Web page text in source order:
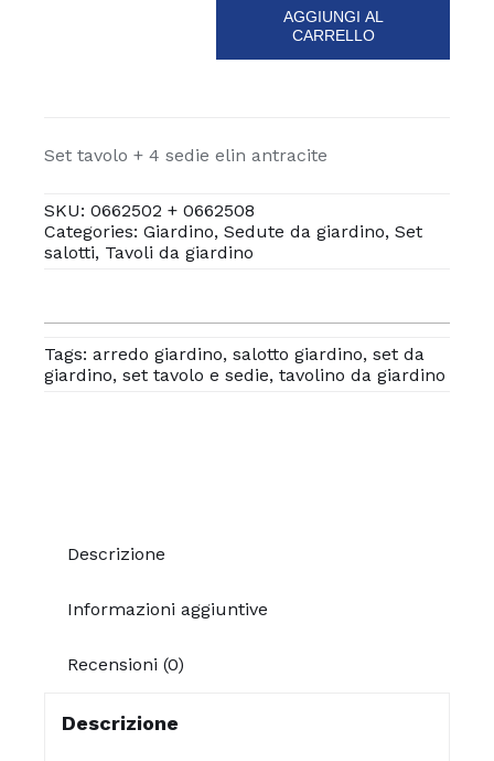
era:
€ 600,00.
è:
€ 480,00.
4
quantità
AGGIUNGI AL
CARRELLO
Set tavolo + 4 sedie elin antracite
SKU: 0662502 + 0662508
Categories: Giardino, Sedute da giardino, Set
salotti, Tavoli da giardino
Tags: arredo giardino, salotto giardino, set da
giardino, set tavolo e sedie, tavolino da giardino
Descrizione
Informazioni aggiuntive
Recensioni (0)
Descrizione